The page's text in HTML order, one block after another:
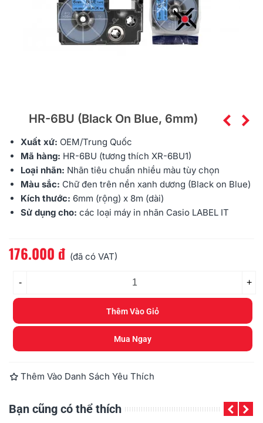
HR-6BU (Black On Blue, 6mm)
Xuất xứ: OEM/Trung Quốc
Mã hàng: HR-6BU (tương thích XR-6BU1)
Loại nhãn: Nhãn tiêu chuẩn nhiều màu tùy chọn
Màu sắc: Chữ đen trên nền xanh dương (Black on Blue)
Kích thước: 6mm (rộng) x 8m (dài)
Sử dụng cho: các loại máy in nhãn Casio LABEL IT
Đọc thêm
176.000 đ (đã có VAT)
- +
Thêm Vào Giỏ
Mua Ngay
Thêm Vào Danh Sách Yêu Thích
Bạn cũng có thể thích